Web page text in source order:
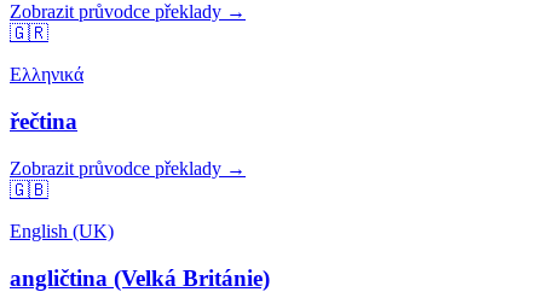
Zobrazit průvodce překlady →
🇬🇷
Ελληνικά
řečtina
Zobrazit průvodce překlady →
🇬🇧
English (UK)
angličtina (Velká Británie)